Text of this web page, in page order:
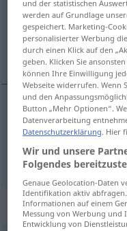
Übersicht aller
(Für mehr Details die
misshandeln,
misshandeln
schlechtbehandeln
und der statistischen
werden auf Grundlage
gespeichert. Marketing-
personalisierter Werbung
durch einen Klick auf den
geben. Klicken Sie
können Ihre Einwilligung
Webseite widerrufen. Wenn
und den
Button „Mehr Optionen“.
Datenverarbeitung
Datenschutzerklärung. Hier
Wir und unsere
Folgendes
Genaue Geolocation-Daten
Identifikation aktiv
Informationen auf einem
Messung von Werbung
Entwicklung von